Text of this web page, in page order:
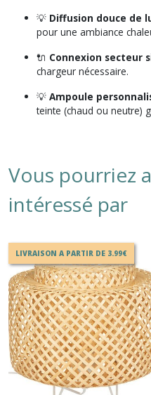
💡 Diffusion douce de
pour une ambiance
🔌 Connexion secteur
chargeur nécessaire.
💡 Ampoule
teinte (chaud ou neutre)
Vous pourriez
intéressé par
LIVRAISON A PARTIR DE 3.99€